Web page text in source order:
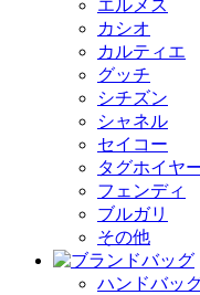
エルメス
カシオ
カルティエ
グッチ
シチズン
シャネル
セイコー
タグホイヤ
フェンディ
ブルガリ
その他
ハンドバッ